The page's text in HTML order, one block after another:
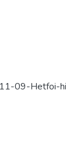
09-Hetfoi-